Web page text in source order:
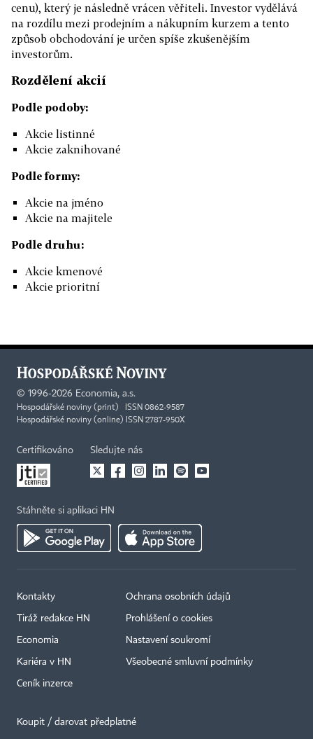
cenu), který je následně vrácen věřiteli. Investor vydělává
na rozdílu mezi prodejním a nákupním kurzem a tento
způsob obchodování je určen spíše zkušenějším
investorům.
Rozdělení akcií
Podle podoby:
Akcie listinné
Akcie zaknihované
Podle formy:
Akcie na jméno
Akcie na majitele
Podle druhu:
Akcie kmenové
Akcie prioritní
© 1996-2026 Economia, a.s.
Hospodářské noviny (print) ISSN 0862-9587
Hospodářské noviny (online) ISSN 2787-950X
Certifikováno Sledujte nás
Stáhněte si aplikaci HN
Kontakty
Tiráž redakce HN
Economia
Kariéra v HN
Ceník inzerce
Ochrana osobních údajů
Prohlášení o cookies
Nastavení soukromí
Všeobecné smluvní podmínky
Koupit / darovat předplatné